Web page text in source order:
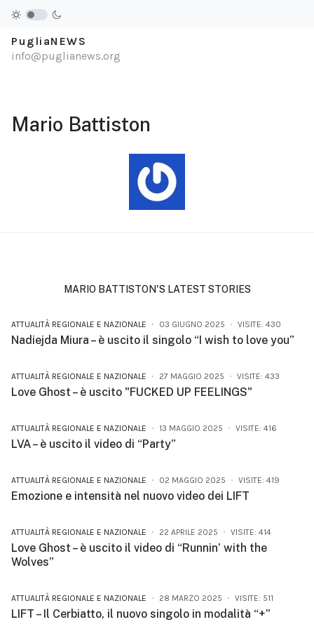
PugliaNEWS
info@puglianews.org
Mario Battiston
MARIO BATTISTON'S LATEST STORIES
ATTUALITÀ REGIONALE E NAZIONALE 03 GIUGNO 2025 VISITE: 430
Nadiejda Miura – è uscito il singolo “I wish to love you”
ATTUALITÀ REGIONALE E NAZIONALE 27 MAGGIO 2025 VISITE: 433
Love Ghost – è uscito "FUCKED UP FEELINGS"
ATTUALITÀ REGIONALE E NAZIONALE 13 MAGGIO 2025 VISITE: 416
LVA – è uscito il video di “Party”
ATTUALITÀ REGIONALE E NAZIONALE 02 MAGGIO 2025 VISITE: 419
Emozione e intensità nel nuovo video dei LIFT
ATTUALITÀ REGIONALE E NAZIONALE 22 APRILE 2025 VISITE: 414
Love Ghost – è uscito il video di “Runnin’ with the
Wolves”
ATTUALITÀ REGIONALE E NAZIONALE 28 MARZO 2025 VISITE: 511
LIFT – Il Cerbiatto, il nuovo singolo in modalità “+”